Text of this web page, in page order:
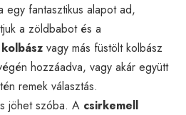
egy fantasztikus alapot ad,
a zöldbabot és a
vagy más füstölt kolbász
hozzáadva, vagy akár együtt
remek választás.
jöhet szóba. A csirkemell